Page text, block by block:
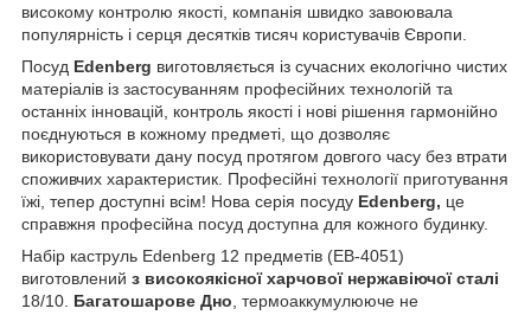
високому контролю якості, компанія швидко завоювала
популярність і серця десятків тисяч користувачів Європи.
Посуд Edenberg виготовляється із сучасних екологічно чистих
матеріалів із застосуванням професійних технологій та
останніх інновацій, контроль якості і нові рішення гармонійно
поєднуються в кожному предметі, що дозволяє
використовувати дану посуд протягом довгого часу без втрати
споживчих характеристик. Професійні технології приготування
їжі, тепер доступні всім! Нова серія посуду Edenberg, це
справжня професійна посуд доступна для кожного будинку.
Набір каструль Edenberg 12 предметів (EB-4051)
виготовлений з високоякісної харчової нержавіючої сталі
18/10. Багатошарове Дно , термоаккумулююче не